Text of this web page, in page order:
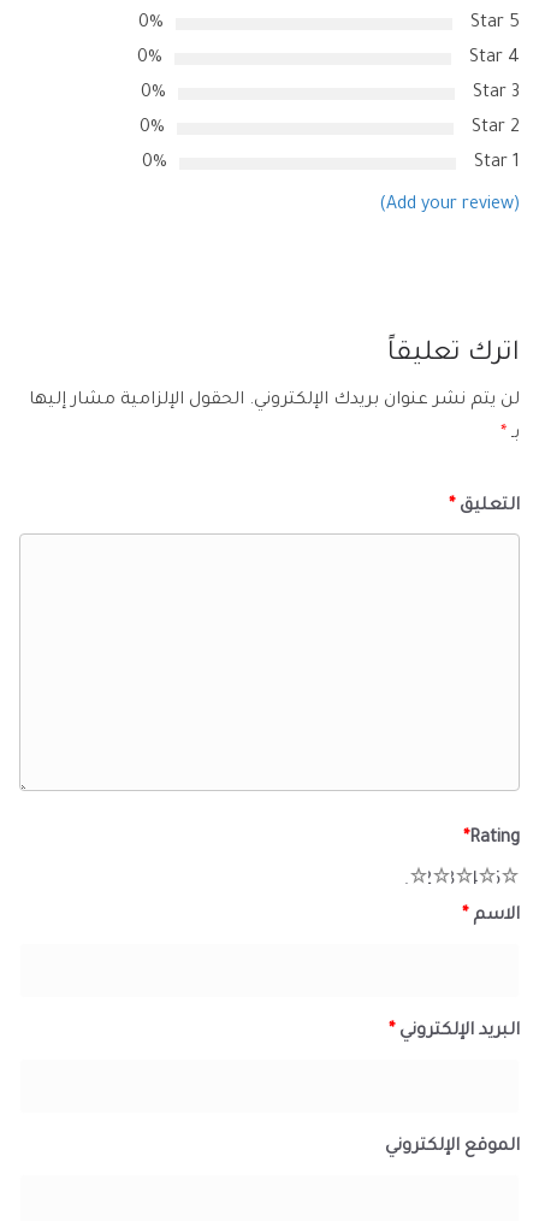
5 Star
0%
4 Star
0%
3 Star
0%
2 Star
0%
1 Star
0%
(Add your review)
اترك تعليقاً
لن يتم نشر عنوان بريدك الإلكتروني. الحقول الإلزامية مشار إليها
بـ *
التعليق *
Rating
*
5
4
3
2
الاسم *
البريد الإلكتروني *
الموقع الإلكتروني